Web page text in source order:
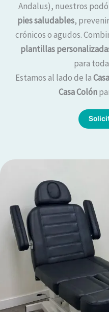
Andalus), nuestros
pies saludables,
crónicos o agudos.
plantillas
para
Estamos al lado de la
Casa Colón